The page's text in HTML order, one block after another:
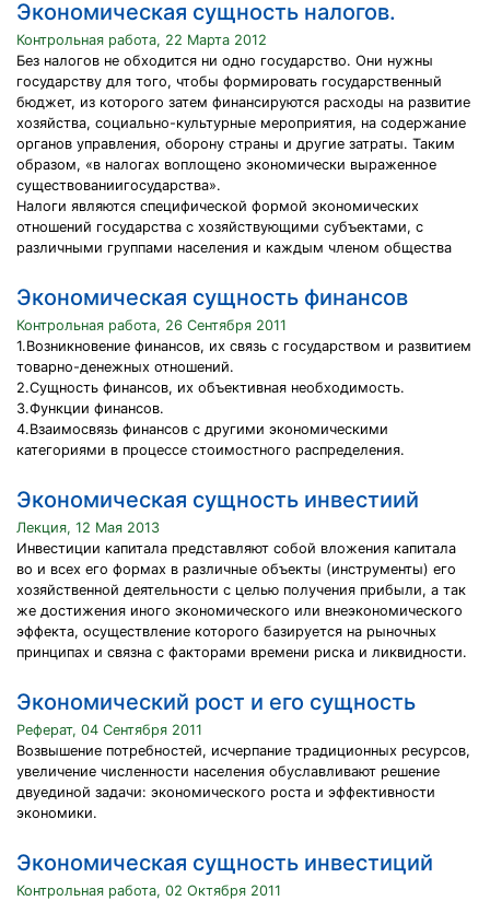
Экономическая сущность налогов.
Контрольная работа, 22 Марта 2012
Без налогов не обходится ни одно государство. Они нужны
государству для того, чтобы формировать государственный
бюджет, из которого затем финансируются расходы на развитие
хозяйства, социально-культурные мероприятия, на содержание
органов управления, оборону страны и другие затраты. Таким
образом, «в налогах воплощено экономически выраженное
существованиигосударства».
Налоги являются специфической формой экономических
отношений государства с хозяйствующими субъектами, с
различными группами населения и каждым членом общества
Экономическая сущность финансов
Контрольная работа, 26 Сентября 2011
1.Возникновение финансов, их связь с государством и развитием
товарно-денежных отношений.
2.Сущность финансов, их объективная необходимость.
3.Функции финансов.
4.Взаимосвязь финансов с другими экономическими
категориями в процессе стоимостного распределения.
Экономическая сущность инвестиий
Лекция, 12 Мая 2013
Инвестиции капитала представляют собой вложения капитала
во и всех его формах в различные объекты (инструменты) его
хозяйственной деятельности с целью получения прибыли, а так
же достижения иного экономического или внеэкономического
эффекта, осуществление которого базируется на рыночных
принципах и связна с факторами времени риска и ликвидности.
Экономический рост и его сущность
Реферат, 04 Сентября 2011
Возвышение потребностей, исчерпание традиционных ресурсов,
увеличение численности населения обуславливают решение
двуединой задачи: экономического роста и эффективности
экономики.
Экономическая сущность инвестиций
Контрольная работа, 02 Октября 2011